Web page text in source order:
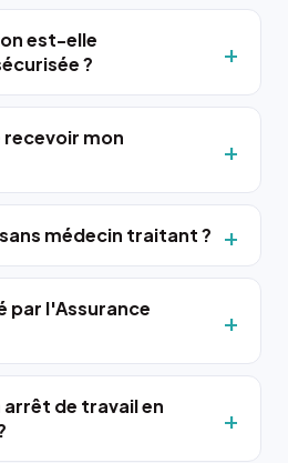
est-elle
?
mon
médecin traitant ?
par l'Assurance
de travail en